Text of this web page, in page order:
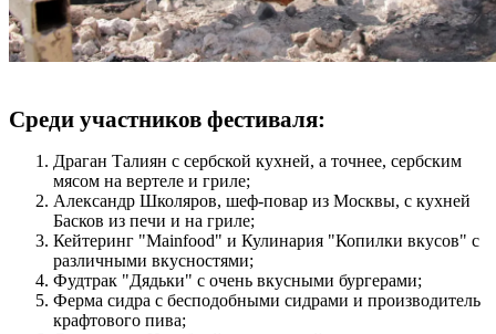
Среди участников фестиваля:
Драган Талиян с сербской кухней, а точнее, сербским
мясом на вертеле и гриле;
Александр Школяров, шеф-повар из Москвы, с кухней
Басков из печи и на гриле;
Кейтеринг "Mainfood" и Кулинария "Копилки вкусов" с
различными вкусностями;
Фудтрак "Дядьки" с очень вкусными бургерами;
Ферма сидра с бесподобными сидрами и производитель
крафтового пива;